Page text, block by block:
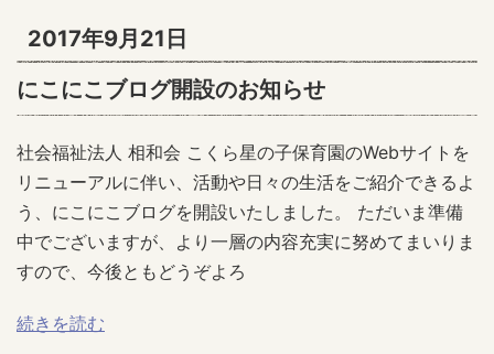
2017年9月21日
にこにこブログ開設のお知らせ
社会福祉法人 相和会 こくら星の子保育園のWebサイトを
リニューアルに伴い、活動や日々の生活をご紹介できるよ
う、にこにこブログを開設いたしました。 ただいま準備
中でございますが、より一層の内容充実に努めてまいりま
すので、今後ともどうぞよろ
続きを読む